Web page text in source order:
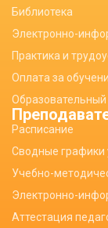
Библиотека
Электронно-
Практика и
Оплата за
Образовательный
Расписание
Сводные графики
Учебно-
Электронно-
Аттестация